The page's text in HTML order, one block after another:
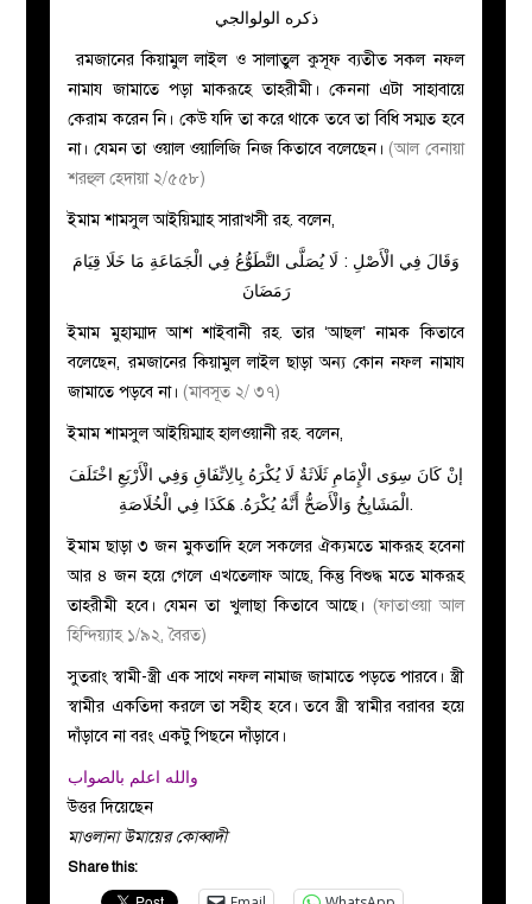
ذكره الولوالجي
রমজানের কিয়ামুল লাইল ও সালাতুল কুসূফ ব্যতীত সকল নফল
নামায জামাতে পড়া মাকরূহে তাহরীমী। কেননা এটা সাহাবায়ে
কেরাম করেন নি। কেউ যদি তা করে থাকে তবে তা বিধি সম্মত হবে
না। যেমন তা ওয়াল ওয়ালিজি নিজ কিতাবে বলেছেন। (আল বেনায়া
শরহুল হেদায়া ২/৫৫৮)
ইমাম শামসুল আইয়িম্মাহ সারাখসী রহ. বলেন,
وَقَالَ فِي الْأَصْلِ : لَا يُصَلَّى التَّطَوُّعُ فِي الْجَمَاعَةِ مَا خَلَا قِيَامَ
رَمَضَانَ
ইমাম মুহাম্মাদ আশ শাইবানী রহ. তার ‘আছল’ নামক কিতাবে
বলেছেন, রমজানের কিয়ামুল লাইল ছাড়া অন্য কোন নফল নামায
জামাতে পড়বে না। (মাবসূত ২/ ৩৭)
ইমাম শামসুল আইয়িম্মাহ হালওয়ানী রহ. বলেন,
إنْ كَانَ سِوَى الْإِمَامِ ثَلَاثَةٌ لَا يُكْرَهُ بِالِاتِّفَاقِ وَفِي الْأَرْبَعِ اخْتَلَفَ
الْمَشَايِخُ وَالْأَصَحُّ أَنَّهُ يُكْرَهُ. هَكَذَا فِي الْخُلَاصَةِ.
ইমাম ছাড়া ৩ জন মুকতাদি হলে সকলের ঐক্যমতে মাকরূহ হবেনা
আর ৪ জন হয়ে গেলে এখতেলাফ আছে, কিন্তু বিশুদ্ধ মতে মাকরূহ
তাহরীমী হবে। যেমন তা খুলাছা কিতাবে আছে। (ফাতাওয়া আল
হিন্দিয়্যাহ ১/৯২, বৈরত)
সুতরাং স্বামী-স্ত্রী এক সাথে নফল নামাজ জামাতে পড়তে পারবে। স্ত্রী
স্বামীর একতিদা করলে তা সহীহ হবে। তবে স্ত্রী স্বামীর বরাবর হয়ে
দাঁড়াবে না বরং একটু পিছনে দাঁড়াবে।
والله اعلم بالصواب
উত্তর দিয়েছেন
মাওলানা উমায়ের কোব্বাদী
Share this: